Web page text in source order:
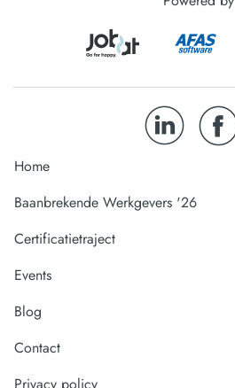
Home
Baanbrekende Werkgevers '26
Certificatietraject
Events
Blog
Contact